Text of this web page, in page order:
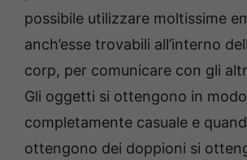
possibile utilizzare moltissime
anch’esse trovabili all’interno
corp, per comunicare con gli
Gli oggetti si ottengono in modo
completamente casuale e
ottengono dei doppioni si